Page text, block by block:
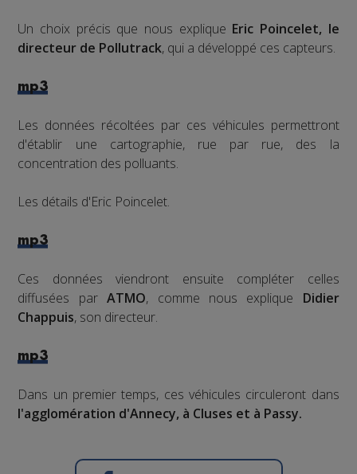
Un choix précis que nous explique Eric Poincelet, le
directeur de Pollutrack, qui a développé ces capteurs.
mp3
Les données récoltées par ces véhicules permettront
d'établir une cartographie, rue par rue, des la
concentration des polluants.
Les détails d'Eric Poincelet.
mp3
Ces données viendront ensuite compléter celles
diffusées parATMO, comme nous explique Didier
Chappuis, son directeur.
mp3
Dans un premier temps, ces véhicules circuleront dans
l'agglomération d'Annecy, à Cluses et à Passy.